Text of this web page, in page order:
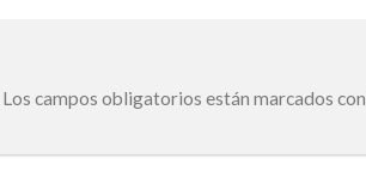
Los campos obligatorios están marcados con